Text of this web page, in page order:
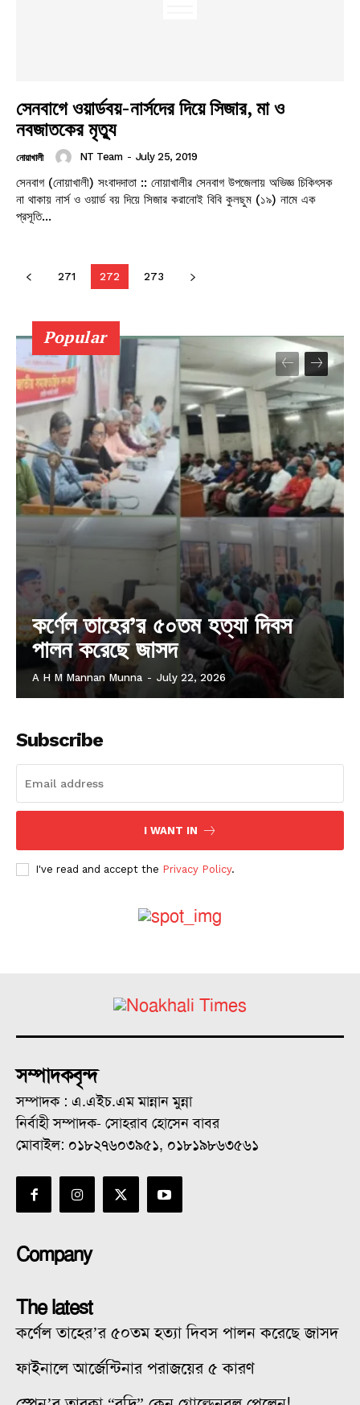
সেনবাগে ওয়ার্ডবয়-নার্সদের দিয়ে সিজার, মা ও
নবজাতকের মৃত্যু
নোয়াখালী NT Team - July 25, 2019
সেনবাগ (নোয়াখালী) সংবাদদাতা :: নোয়াখালীর সেনবাগ উপজেলায় অভিজ্ঞ চিকিৎসক
না থাকায় নার্স ও ওয়ার্ড বয় দিয়ে সিজার করানোই বিবি কুলছুম (১৯) নামে এক
প্রসূতি...
271 272 273
Popular
কর্ণেল তাহের’র ৫০তম হত্যা দিবস
পালন করেছে জাসদ
A H M Mannan Munna - July 22, 2026
Subscribe
I WANT IN
I've read and accept the Privacy Policy.
সম্পাদকবৃন্দ
সম্পাদক : এ.এইচ.এম মান্নান মুন্না
নির্বাহী সম্পাদক- সোহরাব হোসেন বাবর
মোবাইল: ০১৮২৭৬০৩৯৫১, ০১৮১৯৮৬৩৫৬১
Company
The latest
কর্ণেল তাহের’র ৫০তম হত্যা দিবস পালন করেছে জাসদ
ফাইনালে আর্জেন্টিনার পরাজয়ের ৫ কারণ